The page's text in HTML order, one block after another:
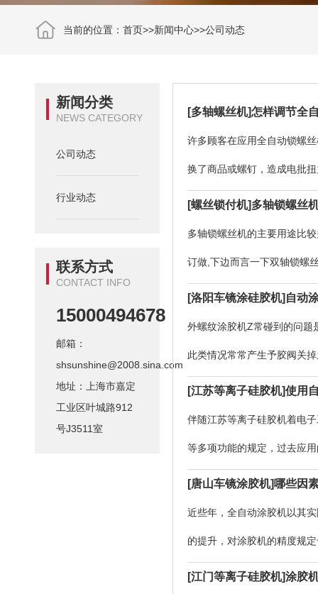
当前的位置： 首页>>新闻中心>>公司动态
新闻分类
NEWS CATEGORY
公司动态
行业动态
联系方式
CONTACT INFO
15000494678
邮箱：
shsunshine@2008.sina.com
地址：上海市嘉定
工业区叶城路912
号J3511室
[多轴螺丝机]怎样调节全
许多顾客在应用全自动锁螺
换了商品或螺钉，造成电批
寸。大家的电批有一个调节
[螺丝锁付机]多轴锁螺丝
多轴锁螺丝机的主要用途比
订做,下边而言一下双轴锁螺
就可以考虑,针对沒有螺钉孔
[洛阳车镜涂硅胶机]自动
外螺纹涂胶机Z常碰到的问题
此类情况常常产生予胶阀关
液体的移动导致洛阳车镜涂
[江苏等离子硅胶机]使用
伴随江苏等离子硅胶机着电
等多项功能的规定，过去应
为很多公司解决了这一问题
[唐山车镜涂胶机]哪些因
近些年，全自动涂胶机以其
的提升，对涂胶机的精度规
扰呢?第一个因素:胶量的尺
[江门等离子硅胶机]涂胶